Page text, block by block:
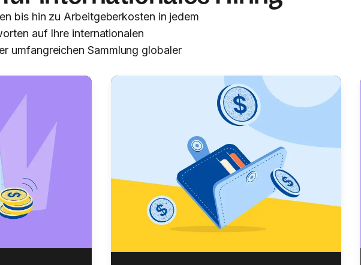
bis hin zu Arbeitgeberkosten in jedem
auf Ihre internationalen
umfangreichen Sammlung globaler